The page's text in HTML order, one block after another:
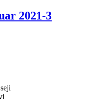
2021-3